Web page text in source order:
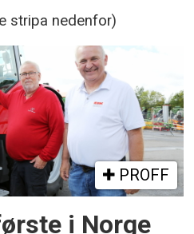
stripa nedenfor)
PROFF
i Norge